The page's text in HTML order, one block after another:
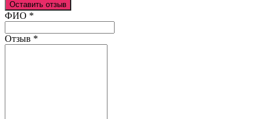
Оставить отзыв
Ваш отзыв был отправлен!
ФИО *
Отзыв *